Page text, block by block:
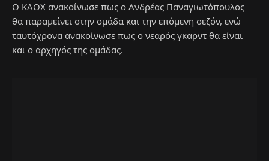
Ο ΚΑΟΧ ανακοίνωσε πως ο Ανδρέας Παναγιωτόπουλος
θα παραμείνει στην ομάδα και την επόμενη σεζόν, ενώ
ταυτόχρονα ανακοίνωσε πως ο νεαρός γκαρντ θα είναι
και ο αρχηγός της ομάδας.